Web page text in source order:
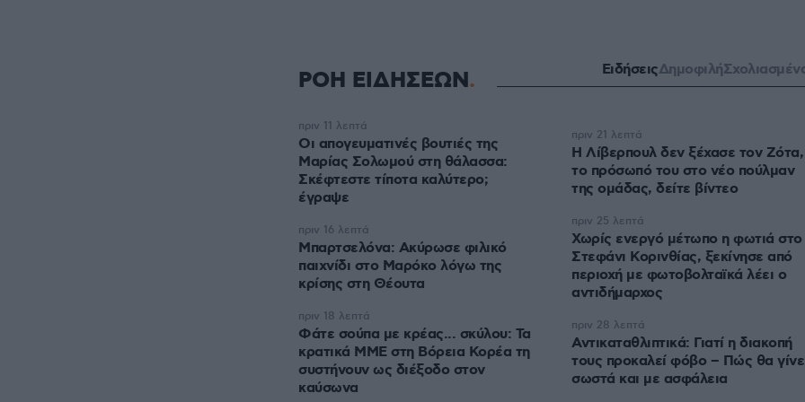
ΡΟΗ ΕΙΔΗΣΕΩΝ ΕιδήσειςΔημοφιλή
Οι απογευματινές βουτιές της
Μαρίας Σολωμού στη θάλασσα:
Σκέφτεστε τίποτα καλύτερο;
έγραψε
πριν 11 λεπτά
Μπαρτσελόνα: Ακύρωσε φιλικό
παιχνίδι στο Μαρόκο λόγω της
κρίσης στη Θέουτα
πριν 16 λεπτά
Φάτε σούπα με κρέας... σκύλου: Τα
κρατικά ΜΜΕ στη Βόρεια Κορέα τη
συστήνουν ως διέξοδο στον
καύσωνα
πριν 18 λεπτά
Η Λίβερπουλ δεν ξέχασε τον Ζότα,
το πρόσωπό του στο νέο πούλμαν
της ομάδας, δείτε βίντεο
πριν 21 λεπτά
Χωρίς ενεργό μέτωπο η φωτιά στο
Στεφάνι Κορινθίας, ξεκίνησε από
περιοχή με φωτοβολταϊκά λέει ο
αντιδήμαρχος
πριν 25 λεπτά
Αντικαταθλιπτικά: Γιατί η διακοπή
τους προκαλεί φόβο – Πώς θα
σωστά και με ασφάλεια
πριν 28 λεπτά